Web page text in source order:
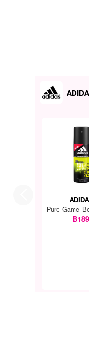
Pure Game
฿189